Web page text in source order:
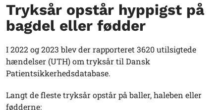
Tryksår opstår hyppigst på
bagdel eller fødder
I 2022 og 2023 blev der rapporteret 3620 utilsigtede
hændelser (UTH) om tryksår til Dansk
Patientsikkerhedsdatabase.
Langt de fleste tryksår opstår på baller, haleben eller
fødderne: